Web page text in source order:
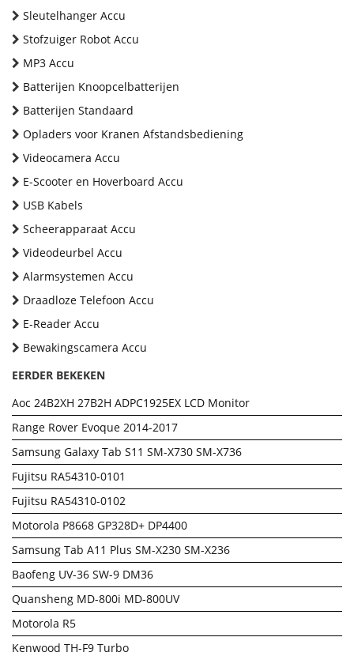
Sleutelhanger Accu
Stofzuiger Robot Accu
MP3 Accu
Batterijen Knoopcelbatterijen
Batterijen Standaard
Opladers voor Kranen Afstandsbediening
Videocamera Accu
E-Scooter en Hoverboard Accu
USB Kabels
Scheerapparaat Accu
Videodeurbel Accu
Alarmsystemen Accu
Draadloze Telefoon Accu
E-Reader Accu
Bewakingscamera Accu
EERDER BEKEKEN
Aoc 24B2XH 27B2H ADPC1925EX LCD Monitor
Range Rover Evoque 2014-2017
Samsung Galaxy Tab S11 SM-X730 SM-X736
Fujitsu RA54310-0101
Fujitsu RA54310-0102
Motorola P8668 GP328D+ DP4400
Samsung Tab A11 Plus SM-X230 SM-X236
Baofeng UV-36 SW-9 DM36
Quansheng MD-800i MD-800UV
Motorola R5
Kenwood TH-F9 Turbo